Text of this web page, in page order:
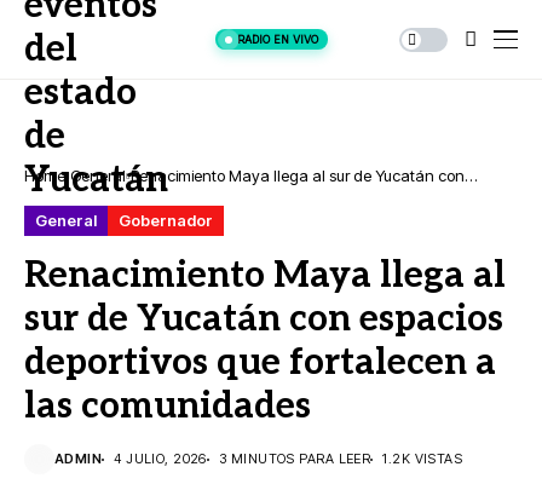
RADIO EN VIVO
Home General Renacimiento Maya llega al sur de Yucatán con
General
Gobernador
Renacimiento Maya llega al
sur de Yucatán con espacios
deportivos que fortalecen a
las comunidades
ADMIN 4 JULIO, 2026 3 MINUTOS PARA LEER 1.2K VISTAS